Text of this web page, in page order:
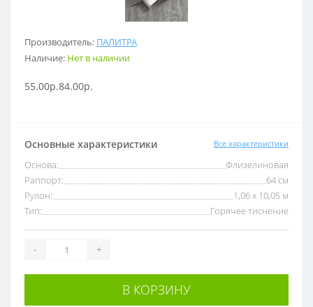
Производитель: ПАЛИТРА
Наличие: Нет в наличии
55.00р.84.00р.
Основные характеристики Все характеристики
Основа:
Флизелиновая
Раппорт:
64 см
Рулон:
1,06 x 10,05 м
Тип:
Горячее тиснение
- +
В КОРЗИНУ